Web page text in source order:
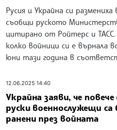
Русия и Украйна си
съобщи руското
цитирано от Ройтерс и ТАСС.
колко войници си е върнала
юни тази година в
12.06.2025 14:40
Украйна заяви, че
руски военнослужещи
ранени през войната